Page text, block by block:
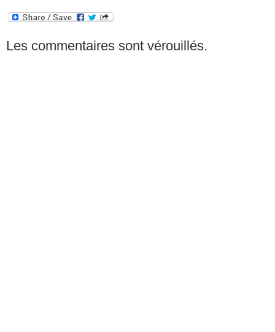
Les commentaires sont vérouillés.